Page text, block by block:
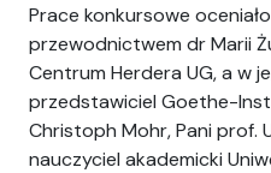
Prace konkursowe
przewodnictwem dr Marii
Centrum Herdera UG, a w
przedstawiciel Goethe-
Christoph Mohr, Pani prof.
nauczyciel akademicki